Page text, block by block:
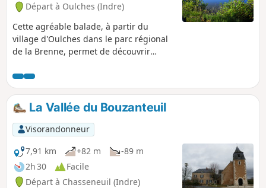
Départ à Oulches (Indre)
Cette agréable balade, à partir du
village d'Oulches dans le parc régional
de la Brenne, permet de découvrir
Brion, du Rio de la Noraie et du
ruisseau de l’Étang du Pont, à travers
bois et prairies (ancien parcours de
randonnée Jaune).
La Vallée du Bouzanteuil
Visorandonneur
7,91 km
+82 m
-89 m
2h 30
Facile
Départ à Chasseneuil (Indre)